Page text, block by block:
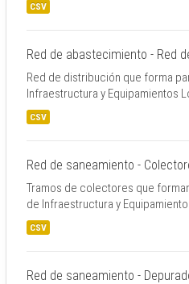
CSV
Red de abastecimiento - Red
Red de distribución que forma
Infraestructura y Equipamientos
CSV
Red de saneamiento -
Tramos de colectores que
de Infraestructura y
CSV
Red de saneamiento -